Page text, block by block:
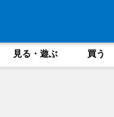
見る・遊ぶ 買う